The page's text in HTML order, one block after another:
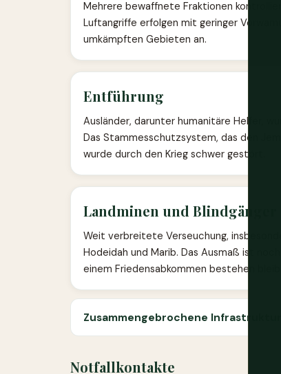
Mehrere bewaffnete Fraktionen
Luftangriffe erfolgen mit geringer
umkämpften Gebieten an.
Entführung
Ausländer, darunter humanitäre Helfer,
Das Stammesschutzsystem, das den
wurde durch den Krieg schwer gestört.
Landminen und Blindgänger
Weit verbreitete Verseuchung,
Hodeidah und Marib. Das Ausmaß ist
einem Friedensabkommen bestehen
Zusammengebrochene
Notfallkontakte